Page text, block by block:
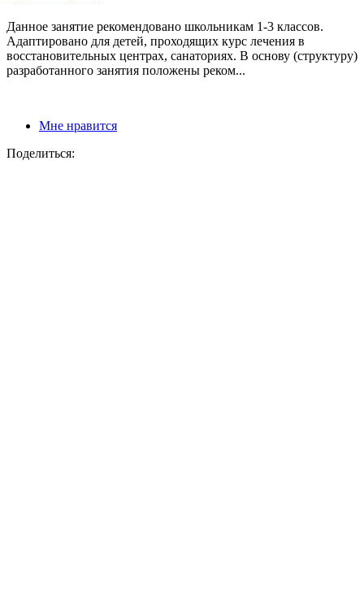
Данное занятие рекомендовано школьникам 1-3 классов.
Адаптировано для детей, проходящих курс лечения в
восстановительных центрах, санаториях. В основу (структуру)
разработанного занятия положены реком...
Мне нравится
Поделиться: